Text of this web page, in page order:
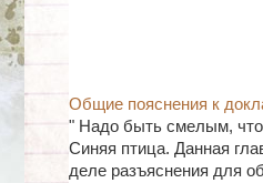
Общие пояснения к
" Надо быть смелым,
Синяя птица. Данная
деле разъяснения для